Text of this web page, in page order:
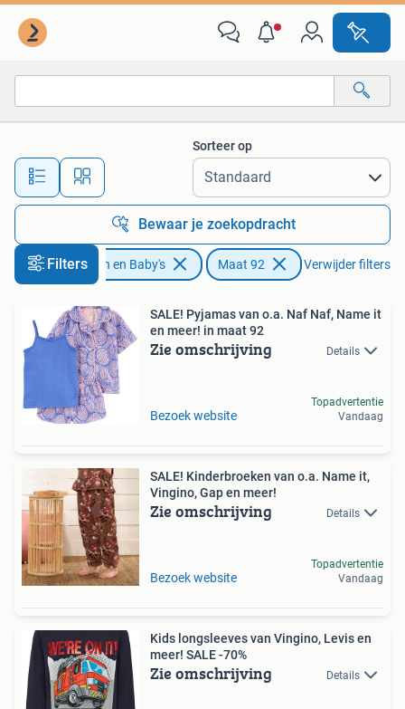
Alle afstanden…
Sorteer op
Bewaar je zoekopdracht
Filters
Kinderen en Baby's Maat 92 Verwijder filters
SALE! Pyjamas van o.a. Naf Naf, Name it
en meer! in maat 92
Zie omschrijving Details
Bezoek website
Topadvertentie
Vandaag
SALE! Kinderbroeken van o.a. Name it,
Vingino, Gap en meer!
Zie omschrijving Details
Bezoek website
Topadvertentie
Vandaag
Kids longsleeves van Vingino, Levis en
meer! SALE -70%
Zie omschrijving Details